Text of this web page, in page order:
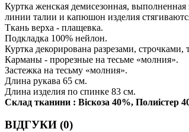
Куртка женская демисезонная,
линии талии и капюшон изделия
Ткань верха - плащевка.
Подкладка 100% нейлон.
Куртка декорирована разрезами,
Карманы - прорезные на тесьме «молния».
Застежка на тесьму «молния».
Длина рукава 65 см.
Длина изделия по спинке 83 см.
Склад тканини : Віскоза 40%, Полиістер
ВІДГУКИ (0)